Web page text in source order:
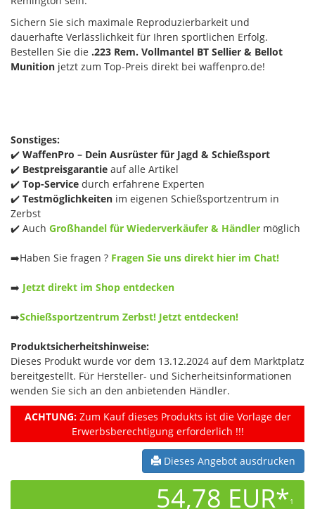
Sichern Sie sich maximale Reproduzierbarkeit und
dauerhafte Verlässlichkeit für Ihren sportlichen Erfolg.
Bestellen Sie die .223 Rem. Vollmantel BT Sellier & Bellot
Munition jetzt zum Top-Preis direkt bei waffenpro.de!
Sonstiges:
✔️ WaffenPro – Dein Ausrüster für Jagd & Schießsport
✔️ Bestpreisgarantie auf alle Artikel
✔️ Top-Service durch erfahrene Experten
✔️ Testmöglichkeiten im eigenen Schießsportzentrum in
Zerbst
✔️ Auch Großhandel für Wiederverkäufer & Händler möglich
➡️Haben Sie fragen ? Fragen Sie uns direkt hier im Chat!
➡️ Jetzt direkt im Shop entdecken
➡️Schießsportzentrum Zerbst! Jetzt entdecken!
Produktsicherheitshinweise:
Dieses Produkt wurde vor dem 13.12.2024 auf dem Marktplatz
bereitgestellt. Für Hersteller- und Sicherheitsinformationen
wenden Sie sich an den anbietenden Händler.
ACHTUNG:Zum Kauf dieses Produkts ist die Vorlage der
Erwerbsberechtigung erforderlich !!!
Dieses Angebot ausdrucken
54,78 EUR*1